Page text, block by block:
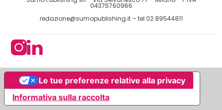
04375760966
redazione@sumopublishing.it– tel 02.89544811
Informativa sulla raccolta
Le tue preferenze relative alla privacy